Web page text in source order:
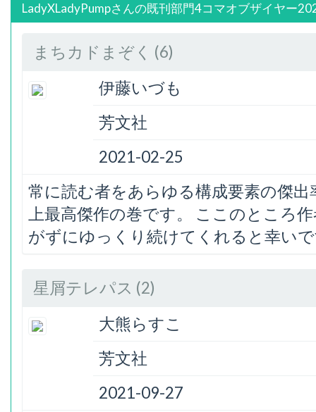
LadyXLadyPumpさんの既刊部門4コマオブザイヤー
まちカドまぞく (6)
伊藤いづも
芳文社
2021-02-25
常に読む者をあらゆる構成要素の傑
上最高傑作の巻です。 ここのところ
がずにゆっくり続けてくれると幸い
星屑テレパス (2)
大熊らすこ
芳文社
2021-09-27